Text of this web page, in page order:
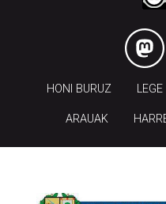
HONI BURUZ
ARAUAK